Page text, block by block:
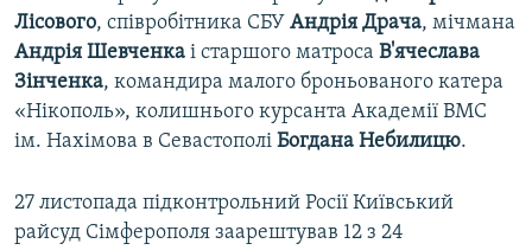
Лісового, співробітника СБУ Андрія Драча, мічмана
Андрія Шевченка і старшого матроса В'ячеслава
Зінченка, командира малого броньованого катера
«Нікополь», колишнього курсанта Академії ВМС
ім. Нахімова в Севастополі Богдана Небилицю.
27 листопада підконтрольний Росії Київський
райсуд Сімферополя заарештував 12 з 24